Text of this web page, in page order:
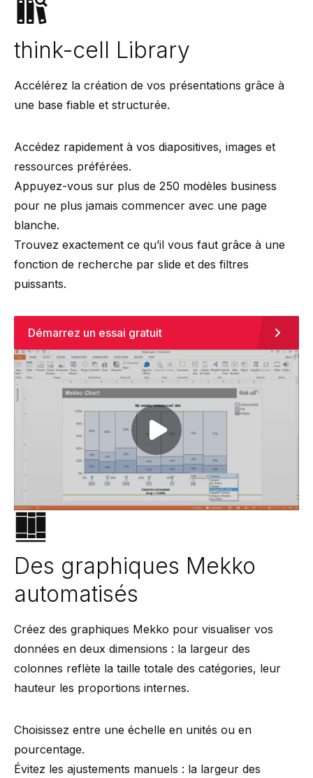
think-cell Library
Accélérez la création de vos présentations grâce à
une base fiable et structurée.
Accédez rapidement à vos diapositives, images et
ressources préférées.
Appuyez-vous sur plus de 250 modèles business
pour ne plus jamais commencer avec une page
blanche.
Trouvez exactement ce qu’il vous faut grâce à une
fonction de recherche par slide et des filtres
puissants.
Démarrez un essai gratuit
Des graphiques Mekko
automatisés
Créez des graphiques Mekko pour visualiser vos
données en deux dimensions : la largeur des
colonnes reflète la taille totale des catégories, leur
hauteur les proportions internes.
Choisissez entre une échelle en unités ou en
pourcentage.
Évitez les ajustements manuels : la largeur des
Play video